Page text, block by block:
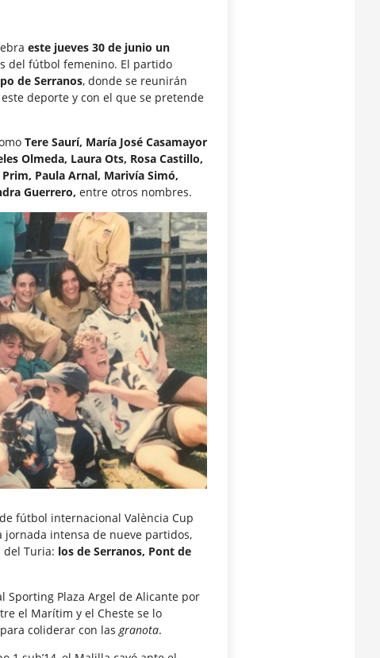
este jueves 30 de junio un
del fútbol femenino. El partido
de Serranos, donde se reunirán
deporte y con el que se pretende
Tere Saurí, María José Casamayor
Olmeda, Laura Ots, Rosa Castillo,
Paula Arnal, Marivía Simó,
Guerrero, entre otros nombres.
fútbol internacional València Cup
intensa de nueve partidos,
del Turia: los de Serranos, Pont de
Sporting Plaza Argel de Alicante por
el Marítim y el Cheste se lo
coliderar con las granota.